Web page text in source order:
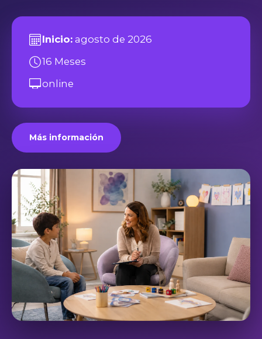
Inicio: agosto de 2026
16 Meses
online
Más información